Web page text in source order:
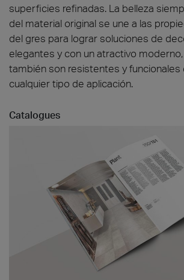
superficies refinadas. La belleza
del material original se une a las
del gres para lograr soluciones de
elegantes y con un atractivo
también son resistentes y funcionales
cualquier tipo de aplicación.
Catalogues